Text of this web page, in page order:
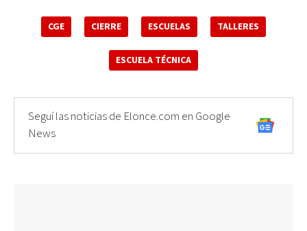
CGE CIERRE ESCUELAS TALLERES
ESCUELA TÉCNICA
Seguí las noticias de Elonce.com en Google
News